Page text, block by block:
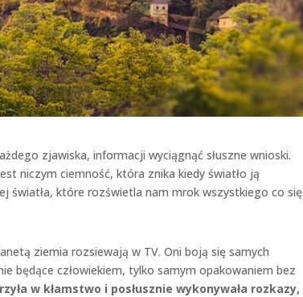
zjawiska, informacji wyciągnąć słuszne wnioski.
niczym ciemność, która znika kiedy światło ją
światła, które rozświetla nam mrok wszystkiego co się
ziemia rozsiewają w TV. Oni boją się samych
będące człowiekiem, tylko samym opakowaniem bez
w kłamstwo i posłusznie wykonywała rozkazy,